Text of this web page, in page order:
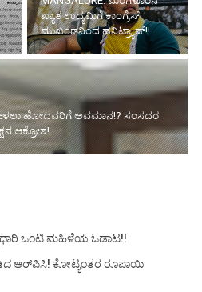
ಖ್ಯಾತ ಉದ್ಯಮಿಗೆ ಕಾಂಗ್ರೆಸ್
ಮುಖಂಡನಿಂದ ಹನಿಟ್ರ್ಯಾಪ್!!
ಹೋದವರಿಗೆ ಅವಮಾನ!? ಸಂಸದರ
ಆಕ್ರೋಶ!
ಒಂಟಿ ಮಹಿಳೆಯ ಓಡಾಟ!!
ಆರ್‌ಪಿಸಿ! ಕೋಟ್ಯಂತರ ರೂಪಾಯಿ